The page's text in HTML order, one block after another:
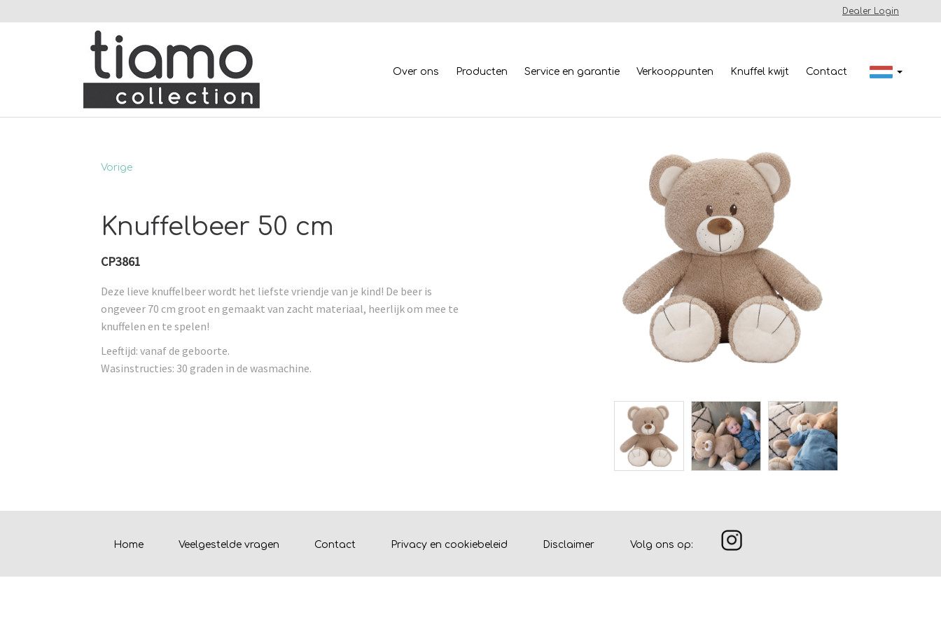
Dealer Login
Over ons Producten Service en garantie Verkooppunten Knuffel kwijt Contact
Vorige
Knuffelbeer 50 cm
CP3861
Deze lieve knuffelbeer wordt het liefste vriendje van je kind! De beer is
ongeveer 70 cm groot en gemaakt van zacht materiaal, heerlijk om mee te
knuffelen en te spelen!
Leeftijd: vanaf de geboorte.
Wasinstructies: 30 graden in de wasmachine.
Home Veelgestelde vragen Contact Privacy en cookiebeleid Disclaimer Volg ons op: